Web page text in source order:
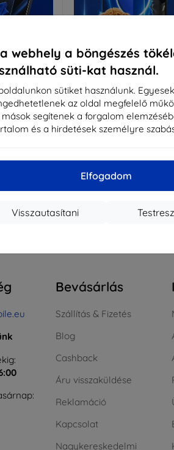
a webhely a böngészés
süti-kat használ.
sütiket használunk. Egyesek
az oldal megfelelő
mások segítenek a forgalom
és a hirdetések személyre
Elfogadom
Visszautasítani
védőüveg
Ft
5 darab
Kedvezmény
kuponnal
3mk Pure Matt
Méretre készítve
3 951 Ft
Raktáron > 5 darab
Bevásárlás
Szállítás & Fizetés
Blog
Cashback
Áru visszaküldése
Reklamáció
Kapcsolat
Nagykereskedelmi